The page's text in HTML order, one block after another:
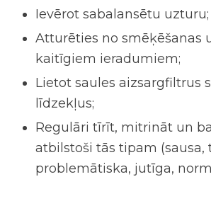
Ievērot sabalansētu uzturu;
Atturēties no smēķēšanas
kaitīgiem ieradumiem;
Lietot saules aizsargfiltrus
līdzekļus;
Regulāri tīrīt, mitrināt un
atbilstoši tās tipam (sausa,
problemātiska, jutīga,